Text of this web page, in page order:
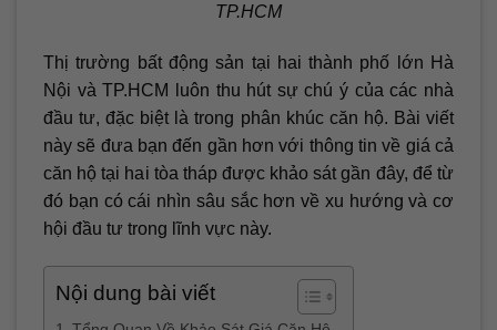
TP.HCM
Thị trường bất động sản tại hai thành phố lớn Hà
Nội và TP.HCM luôn thu hút sự chú ý của các nhà
đầu tư, đặc biệt là trong phân khúc căn hộ. Bài viết
này sẽ đưa bạn đến gần hơn với thông tin về giá cả
căn hộ tại hai tòa tháp được khảo sát gần đây, để từ
đó bạn có cái nhìn sâu sắc hơn về xu hướng và cơ
hội đầu tư trong lĩnh vực này.
Nội dung bài viết